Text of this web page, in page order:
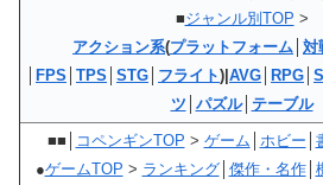
■ジャンル別TOP >
アクション系(プラットフォーム 対
FPS TPS STG フライト)| AVG RPG
ツ パズル│ テーブル
■■│ コペンギンTOP > ゲーム ホビー
●ゲームTOP > ランキング│ 傑作・名作│